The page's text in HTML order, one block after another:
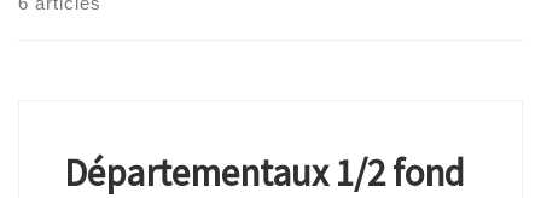
Départementaux 1/2 fond